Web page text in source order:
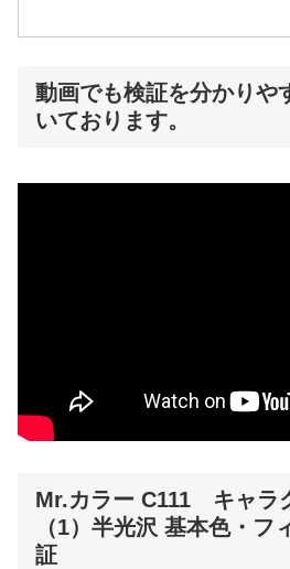
動画でも検証を分かりや
いております。
Mr.カラー C111 キャラ
（1）半光沢 基本色・フ
証